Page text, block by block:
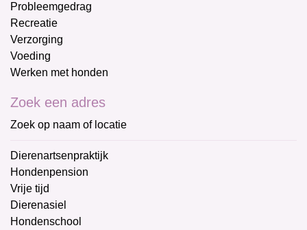
Probleemgedrag
Recreatie
Verzorging
Voeding
Werken met honden
Zoek een adres
Zoek op naam of locatie
Dierenartsenpraktijk
Hondenpension
Vrije tijd
Dierenasiel
Hondenschool